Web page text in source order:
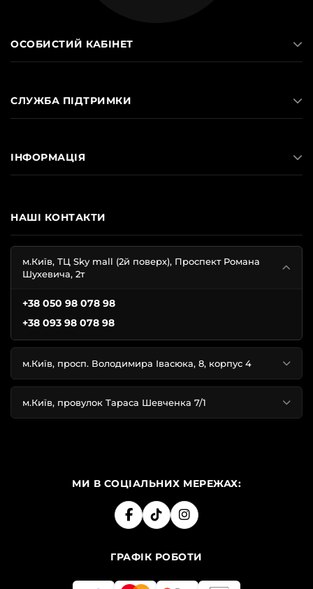
НАШІ КОНТАКТИ
м.Київ, ТЦ Sky mall (2й поверх), Проспект Романа
Шухевича, 2т
+38 050 98 078 98
+38 093 98 078 98
м.Київ, просп. Володимира Івасюка, 8, корпус 4
м.Київ, провулок Тараса Шевченка 7/1
ОСОБИСТИЙ КАБІНЕТ
СЛУЖБА ПІДТРИМКИ
ІНФОРМАЦІЯ
МИ В СОЦІАЛЬНИХ МЕРЕЖАХ:
ГРАФІК РОБОТИ